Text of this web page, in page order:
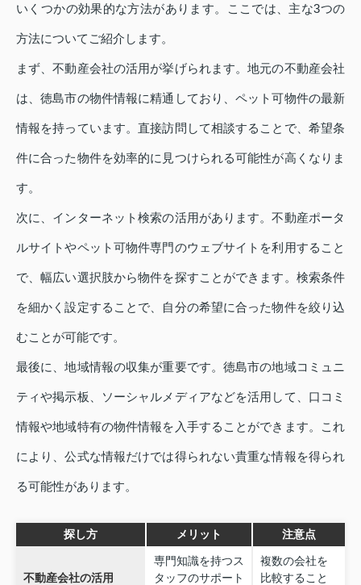
いくつかの効果的な方法があります。ここでは、主な3つの
方法についてご紹介します。
まず、不動産会社の活用が挙げられます。地元の不動産会社
は、徳島市の物件情報に精通しており、ペット可物件の最新
情報を持っています。直接訪問して相談することで、希望条
件に合った物件を効率的に見つけられる可能性が高くなりま
す。
次に、インターネット検索の活用があります。不動産ポータ
ルサイトやペット可物件専門のウェブサイトを利用すること
で、幅広い選択肢から物件を探すことができます。検索条件
を細かく設定することで、自分の希望に合った物件を絞り込
むことが可能です。
最後に、地域情報の収集が重要です。徳島市の地域コミュニ
ティや掲示板、ソーシャルメディアなどを活用して、口コミ
情報や地域特有の物件情報を入手することができます。これ
により、公式な情報だけでは得られない貴重な情報を得られ
る可能性があります。
探し方 メリット 注意点
不動産会社の活用
専門知識を持つス
タッフのサポート
複数の会社を
比較すること